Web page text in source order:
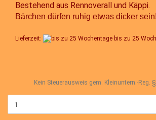
Bestehend aus Rennoverall und Käppi.
Bärchen dürfen ruhig etwas dicker sein!
Lieferzeit: bis zu 25
Kein Steuerausweis gem. Kleinuntern.-Reg.